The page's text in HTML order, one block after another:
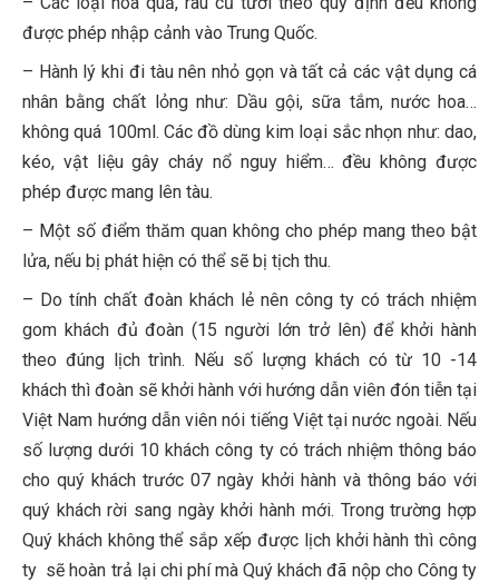
được phép nhập cảnh vào Trung Quốc.
– Hành lý khi đi tàu nên nhỏ gọn và tất cả các vật dụng cá
nhân bằng chất lỏng như: Dầu gội, sữa tắm, nước hoa…
không quá 100ml. Các đồ dùng kim loại sắc nhọn như: dao,
kéo, vật liệu gây cháy nổ nguy hiểm… đều không được
phép được mang lên tàu.
– Một số điểm thăm quan không cho phép mang theo bật
lửa, nếu bị phát hiện có thể sẽ bị tịch thu.
– Do tính chất đoàn khách lẻ nên công ty có trách nhiệm
gom khách đủ đoàn (15 người lớn trở lên) để khởi hành
theo đúng lịch trình. Nếu số lượng khách có từ 10 -14
khách thì đoàn sẽ khởi hành với hướng dẫn viên đón tiễn tại
Việt Nam hướng dẫn viên nói tiếng Việt tại nước ngoài. Nếu
số lượng dưới 10 khách công ty có trách nhiệm thông báo
cho quý khách trước 07 ngày khởi hành và thông báo với
quý khách rời sang ngày khởi hành mới. Trong trường hợp
Quý khách không thể sắp xếp được lịch khởi hành thì công
ty sẽ hoàn trả lại chi phí mà Quý khách đã nộp cho Công ty